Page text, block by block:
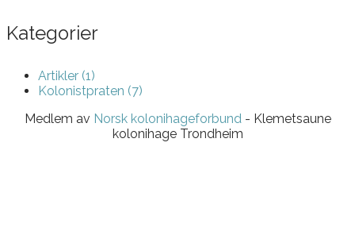
Kategorier
Artikler (1)
Kolonistpraten (7)
Medlem av Norsk kolonihageforbund - Klemetsaune
kolonihage Trondheim